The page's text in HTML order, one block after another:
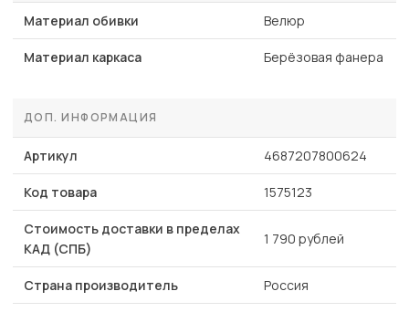
Материал обивки Велюр
Материал каркаса Берёзовая фанера
ДОП. ИНФОРМАЦИЯ
Артикул 4687207800624
Код товара 1575123
Стоимость доставки в пределах
КАД (СПБ)
1 790 рублей
Страна производитель Россия